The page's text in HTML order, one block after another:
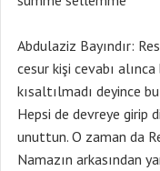
Abdulaziz Bayındır:
cesur kişi cevabı
kısaltılmadı deyince
Hepsi de devreye girip
unuttun. O zaman da
Namazın arkasından